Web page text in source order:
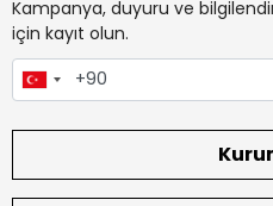
Kampanya, duyuru ve
için kayıt olun.